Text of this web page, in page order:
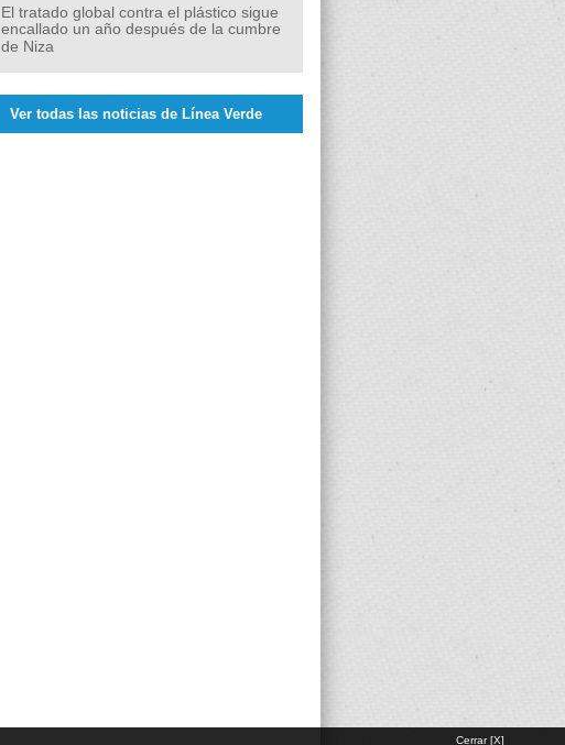
El tratado global contra el plástico sigue
encallado un año después de la cumbre
de Niza
Ver todas las noticias de Línea Verde
Cerrar [X]